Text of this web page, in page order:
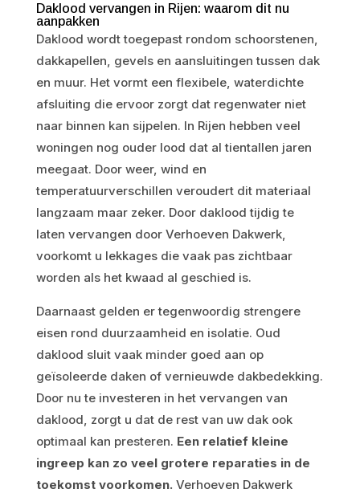
Daklood vervangen in Rijen: waarom dit nu
aanpakken
Daklood wordt toegepast rondom schoorstenen,
dakkapellen, gevels en aansluitingen tussen dak
en muur. Het vormt een flexibele, waterdichte
afsluiting die ervoor zorgt dat regenwater niet
naar binnen kan sijpelen. In Rijen hebben veel
woningen nog ouder lood dat al tientallen jaren
meegaat. Door weer, wind en
temperatuurverschillen veroudert dit materiaal
langzaam maar zeker. Door daklood tijdig te
laten vervangen door Verhoeven Dakwerk,
voorkomt u lekkages die vaak pas zichtbaar
worden als het kwaad al geschied is.
Daarnaast gelden er tegenwoordig strengere
eisen rond duurzaamheid en isolatie. Oud
daklood sluit vaak minder goed aan op
geïsoleerde daken of vernieuwde dakbedekking.
Door nu te investeren in het vervangen van
daklood, zorgt u dat de rest van uw dak ook
optimaal kan presteren. Een relatief kleine
ingreep kan zo veel grotere reparaties in de
toekomst voorkomen. Verhoeven Dakwerk